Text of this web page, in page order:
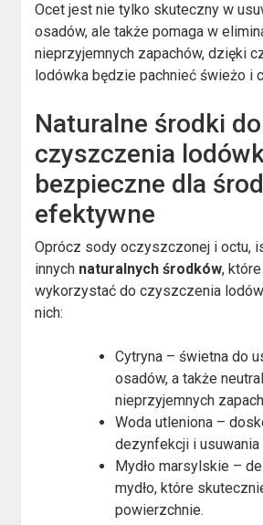
Ocet jest nie tylko skuteczny w
osadów, ale także pomaga w
nieprzyjemnych zapachów, dzięki
lodówka będzie pachnieć świeżo i
Naturalne środki do
czyszczenia
bezpieczne dla
efektywne
Oprócz sody oczyszczonej i octu,
innych naturalnych środków,
wykorzystać do czyszczenia
nich:
Cytryna – świetna do
osadów, a także
nieprzyjemnych
Woda utleniona –
dezynfekcji i usuwania
Mydło marsylskie –
mydło, które
powierzchnie.